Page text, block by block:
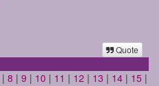
Quote
| 8 | 9 | 10 | 11 | 12 | 13 | 14 | 15 |